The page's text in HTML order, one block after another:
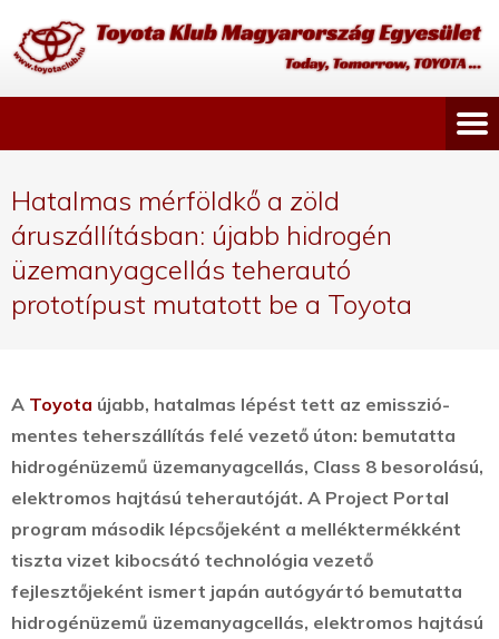
Hatalmas mérföldkő a zöld
áruszállításban: újabb hidrogén
üzemanyagcellás teherautó
prototípust mutatott be a Toyota
A Toyota újabb, hatalmas lépést tett az emisszió-
mentes teherszállítás felé vezető úton: bemutatta
hidrogénüzemű üzemanyagcellás, Class 8 besorolású,
elektromos hajtású teherautóját. A Project Portal
program második lépcsőjeként a melléktermékként
tiszta vizet kibocsátó technológia vezető
fejlesztőjeként ismert japán autógyártó bemutatta
hidrogénüzemű üzemanyagcellás, elektromos hajtású